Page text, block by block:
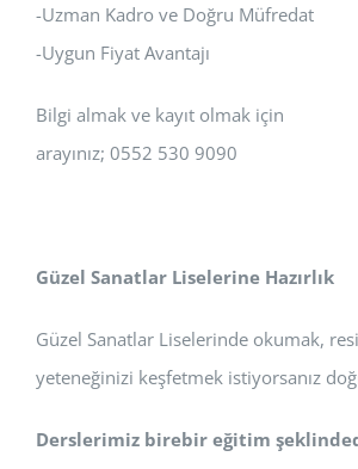
-Uzman Kadro ve Doğru Müfredat
-Uygun Fiyat Avantajı
Bilgi almak ve kayıt olmak için
arayınız; 0552 530 9090
Güzel Sanatlar Liselerine Hazırlık
Güzel Sanatlar Liselerinde okumak,
yeteneğinizi keşfetmek istiyorsanız
Derslerimiz birebir eğitim